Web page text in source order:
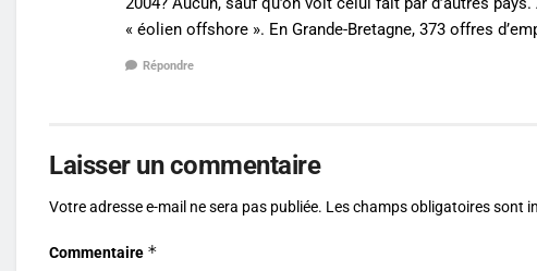
« éolien offshore ». En Grande-Bretagne, 373 offres
Répondre
Laisser un commentaire
Votre adresse e-mail ne sera pas publiée. Les champs obligatoires sont
Commentaire *